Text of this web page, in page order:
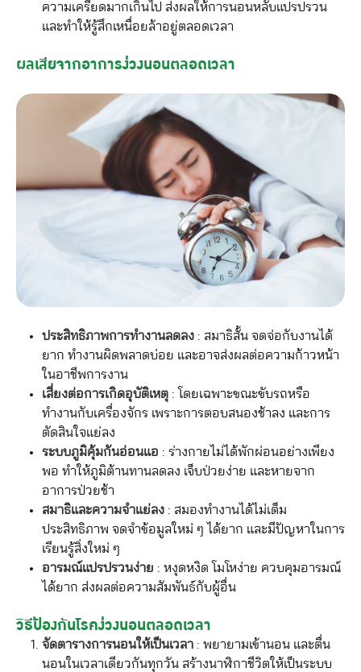
ความเครียดมากเกินไป ส่งผลให้การนอนหลับแปรปรวน
และทำให้รู้สึกเหนื่อยล้าอยู่ตลอดเวลา
ผลเสียจากอาการง่วงนอนตลอดเวลา
ประสิทธิภาพการทำงานลดลง : สมาธิสั้น จดจ่อกับงานได้
ยาก ทำงานผิดพลาดบ่อย และอาจส่งผลต่อความก้าวหน้า
ในอาชีพการงาน
เสี่ยงต่อการเกิดอุบัติเหตุ : โดยเฉพาะขณะขับรถหรือ
ทำงานกับเครื่องจักร เพราะการตอบสนองช้าลง และการ
ตัดสินใจแย่ลง
ระบบภูมิคุ้มกันอ่อนแอ : ร่างกายไม่ได้พักผ่อนอย่างเพียง
พอ ทำให้ภูมิต้านทานลดลง เจ็บป่วยง่าย และหายจาก
อาการป่วยช้า
สมาธิและความจำแย่ลง : สมองทำงานได้ไม่เต็ม
ประสิทธิภาพ จดจำข้อมูลใหม่ ๆ ได้ยาก และมีปัญหาในการ
เรียนรู้สิ่งใหม่ ๆ
อารมณ์แปรปรวนง่าย : หงุดหงิด โมโหง่าย ควบคุมอารมณ์
ได้ยาก ส่งผลต่อความสัมพันธ์กับผู้อื่น
วิธีป้องกันโรคง่วงนอนตลอดเวลา
จัดตารางการนอนให้เป็นเวลา : พยายามเข้านอน และตื่น
นอนในเวลาเดียวกันทุกวัน สร้างนาฬิกาชีวิตให้เป็นระบบ